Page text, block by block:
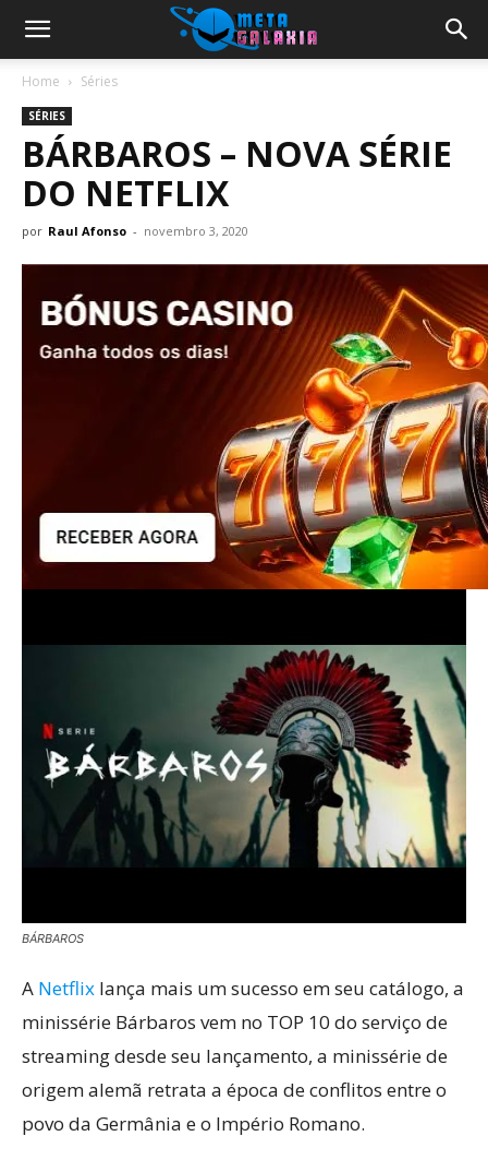
Home Séries
SÉRIES
BÁRBAROS – NOVA SÉRIE
DO NETFLIX
por Raul Afonso - novembro 3, 2020
BÁRBAROS
A Netflix lança mais um sucesso em seu catálogo, a
minissérie Bárbaros vem no TOP 10 do serviço de
streaming desde seu lançamento, a minissérie de
origem alemã retrata a época de conflitos entre o
povo da Germânia e o Império Romano.